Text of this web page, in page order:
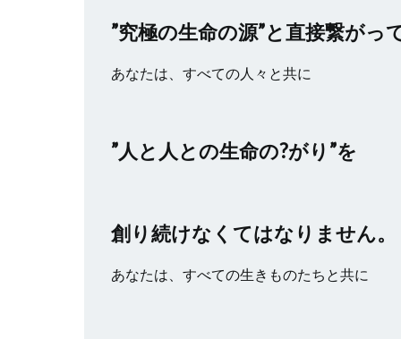
”究極の生命の源”と直接繋がっ
あなたは、すべての人々と共に
”人と人との生命の?がり”を
創り続けなくてはなりません。
あなたは、すべての生きものたちと共に